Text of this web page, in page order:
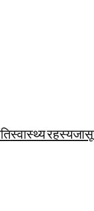
स्वास्थ्य रहस्य